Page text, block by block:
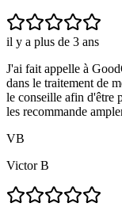
il y a plus de 3 ans
J'ai fait appelle à
dans le traitement de
le conseille afin d'être
les recommande
VB
Victor B